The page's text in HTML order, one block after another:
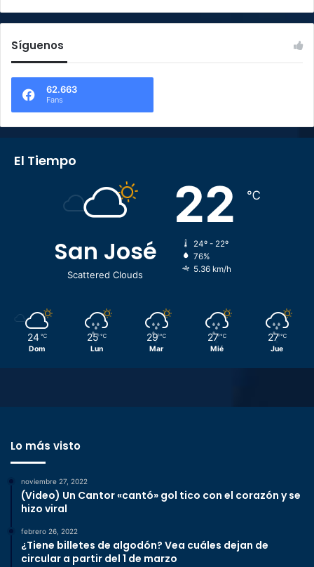
Síguenos
62.663
Fans
El Tiempo
San José
Scattered Clouds
22 ℃
24º - 22º
76%
5.36 km/h
24 ℃
Dom
25 ℃
Lun
29 ℃
Mar
27 ℃
Mié
27 ℃
Jue
Lo más visto
noviembre 27, 2022
(Video) Un Cantor «cantó» gol tico con el corazón y se
hizo viral
febrero 26, 2022
¿Tiene billetes de algodón? Vea cuáles dejan de
circular a partir del 1 de marzo